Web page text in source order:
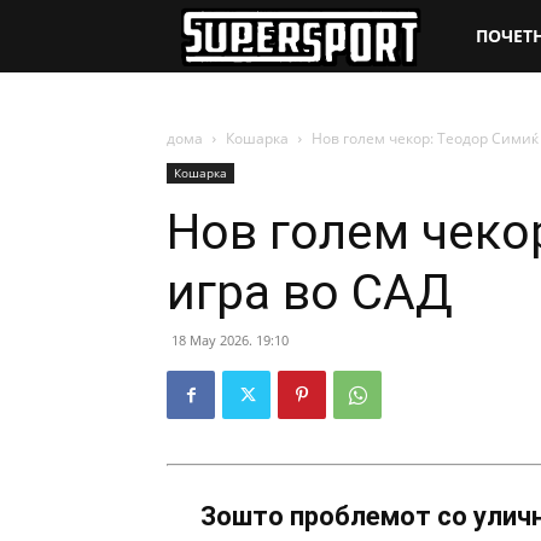
дома Кошарка Нов голем чекор: Теодор
Кошарка
Нов голем
игра во САД
18 May 2026. 19:10
Зошто проблемот со